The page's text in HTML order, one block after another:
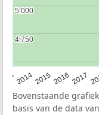
2014201520162017
4.750
4.750
5.000
5.000
Bovenstaande
basis van de data